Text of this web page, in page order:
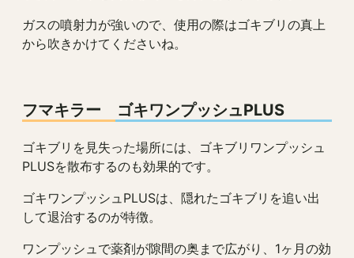
ガスの噴射力が強いので、使用の際はゴキブリの真上
から吹きかけてくださいね。
フマキラー ゴキワンプッシュPLUS
ゴキブリを見失った場所には、ゴキブリワンプッシュ
PLUSを散布するのも効果的です。
ゴキワンプッシュPLUSは、隠れたゴキブリを追い出
して退治するのが特徴。
ワンプッシュで薬剤が隙間の奥まで広がり、1ヶ月の効